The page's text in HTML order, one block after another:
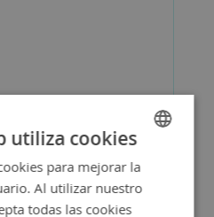
SPANISH
ENGLISH
utiliza cookies
para mejorar la
Al utilizar nuestro
todas las cookies